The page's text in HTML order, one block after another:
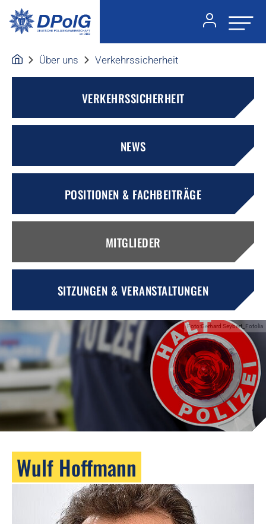
Über uns Verkehrssicherheit
VERKEHRSSICHERHEIT
NEWS
POSITIONEN & FACHBEITRÄGE
MITGLIEDER
SITZUNGEN & VERANSTALTUNGEN
Foto:Gerhard Seybert_Fotolia
Wulf Hoffmann